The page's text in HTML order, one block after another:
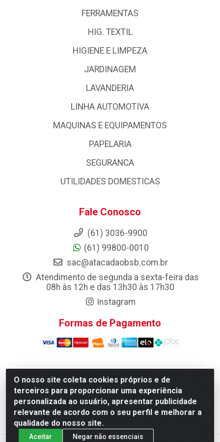
O nosso site coleta cookies próprios e de
terceiros para proporcionar uma experiência
personalizada ao usuário, apresentar publicidade
relevante de acordo com o seu perfil e melhorar a
qualidade do nosso site.
Aceitar Negar não essenciais
FERRAMENTAS
HIG. TEXTIL
HIGIENE E LIMPEZA
JARDINAGEM
LAVANDERIA
LINHA AUTOMOTIVA
MAQUINAS E EQUIPAMENTOS
PAPELARIA
SEGURANCA
UTILIDADES DOMESTICAS
Fale Conosco
(61) 3036-9900
(61) 99800-0010
sac@atacadaobsb.com.br
Atendimento de segunda a sexta-feira das
08h às 12h e das 13h30 às 17h30
Instagram
Formas de Pagamento
Atacadao da Limpeza F. Pereira Queiroz Comercio e
Distribuicao LTDA - Quadra Qi 10 Lotes 39 e, 41 - Setor
Industrial (Taguatinga), Brasília/DF - CEP 72.135-100 -
CNPJ 13.184.675/0001-80